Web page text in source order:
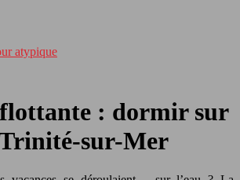
atypique
: dormir sur
Trinité-sur-Mer